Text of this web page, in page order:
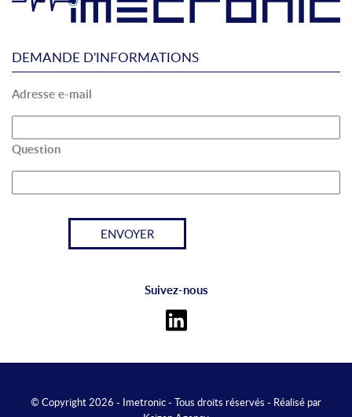
DEMANDE D'INFORMATIONS
Adresse e-mail
Question
Suivez-nous
© Copyright 2026 - Imetronic - Tous droits réservés - Réalisé par